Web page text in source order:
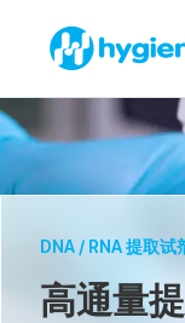
DNA / RNA 提取试
高通量